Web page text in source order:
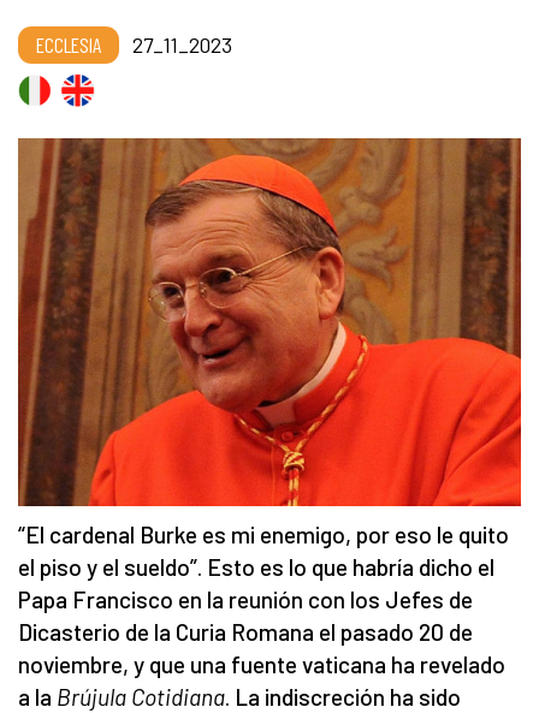
ECCLESIA 27_11_2023
“El cardenal Burke es mi enemigo, por eso le quito
el piso y el sueldo”. Esto es lo que habría dicho el
Papa Francisco en la reunión con los Jefes de
Dicasterio de la Curia Romana el pasado 20 de
noviembre, y que una fuente vaticana ha revelado
a la Brújula Cotidiana . La indiscreción ha sido